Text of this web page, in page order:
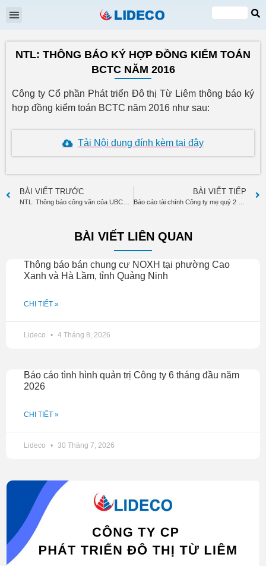
VI
EN
NTL: THÔNG BÁO KÝ HỢP ĐỒNG KIỂM TOÁN
BCTC NĂM 2016
Công ty Cổ phần Phát triển Đô thị Từ Liêm thông báo ký
hợp đồng kiểm toán BCTC năm 2016 như sau:
Tải Nội dung đính kèm tại đây
BÀI VIẾT TRƯỚC BÀI VIẾT TIẾP
BÀI VIẾT LIÊN QUAN
Thông báo bán chung cư NOXH tại phường Cao
Xanh và Hà Lầm, tỉnh Quảng Ninh
CHI TIẾT »
Lideco 4 Tháng 8, 2026
Báo cáo tình hình quản trị Công ty 6 tháng đầu năm
2026
CHI TIẾT »
Lideco 30 Tháng 7, 2026